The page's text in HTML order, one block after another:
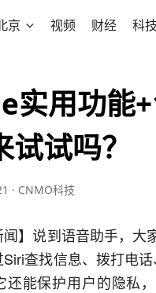
京 视频 财经 科技
实用功能
试吗？
· CNMO科技
闻】说到语音助手，
查找信息、拨打电
还能保护用户的隐私